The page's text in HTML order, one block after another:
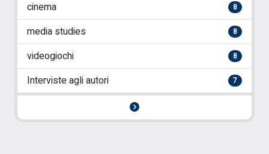
cinema 8
media studies 8
videogiochi 8
Interviste agli autori 7